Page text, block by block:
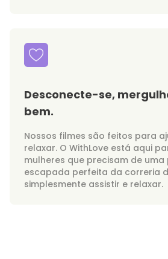
Desconecte-se,
bem.
Nossos filmes são feitos para
relaxar. O WithLove está aqui
mulheres que precisam de uma
escapada perfeita da correria
simplesmente assistir e relaxar.